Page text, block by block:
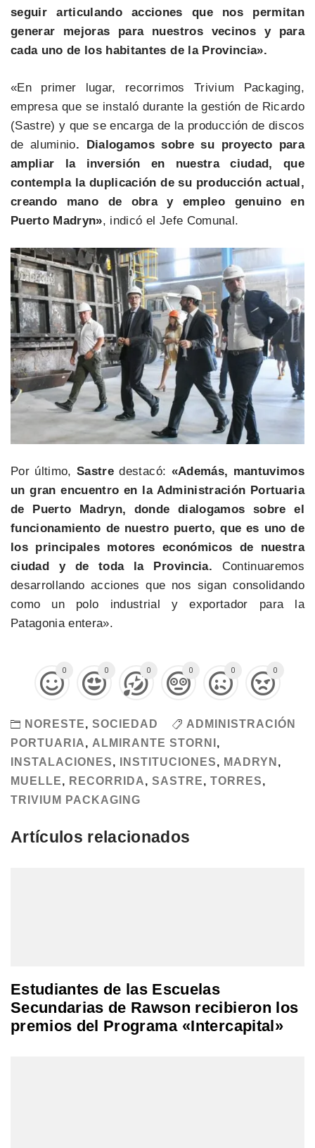
seguir articulando acciones que nos permitan
generar mejoras para nuestros vecinos y para
cada uno de los habitantes de la Provincia».
«En primer lugar, recorrimos Trivium Packaging,
empresa que se instaló durante la gestión de Ricardo
(Sastre) y que se encarga de la producción de discos
de aluminio. Dialogamos sobre su proyecto para
ampliar la inversión en nuestra ciudad, que
contempla la duplicación de su producción actual,
creando mano de obra y empleo genuino en
Puerto Madryn», indicó el Jefe Comunal.
Por último,Sastre destacó: «Además, mantuvimos
un gran encuentro en la Administración Portuaria
de Puerto Madryn, donde dialogamos sobre el
funcionamiento de nuestro puerto, que es uno de
los principales motores económicos de nuestra
ciudad y de toda la Provincia. Continuaremos
desarrollando acciones que nos sigan consolidando
como un polo industrial y exportador para la
Patagonia entera».
0 0 0 0 0 0
NORESTE, SOCIEDAD
ADMINISTRACIÓN
PORTUARIA, ALMIRANTE STORNI ,
INSTALACIONES, INSTITUCIONES, MADRYN ,
MUELLE, RECORRIDA, SASTRE, TORRES,
TRIVIUM PACKAGING
Artículos relacionados
Estudiantes de las Escuelas
Secundarias de Rawson recibieron los
premios del Programa «Intercapital»